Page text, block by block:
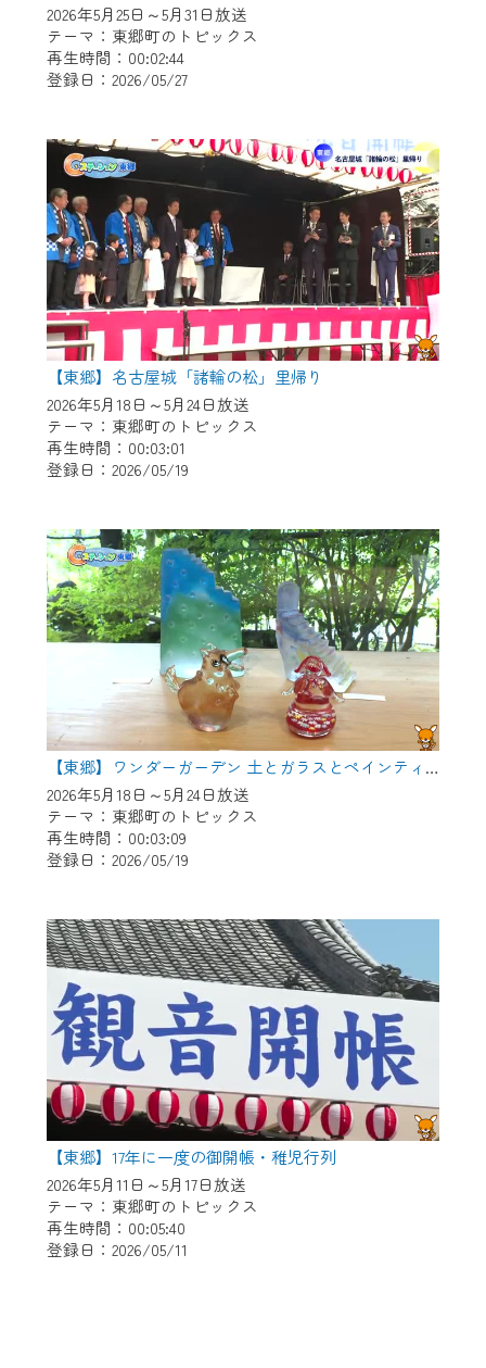
2026年5月25日～5月31日放送
テーマ：東郷町のトピックス
再生時間：00:02:44
登録日：2026/05/27
【東郷】名古屋城「諸輪の松」里帰り
2026年5月18日～5月24日放送
テーマ：東郷町のトピックス
再生時間：00:03:01
登録日：2026/05/19
【東郷】ワンダーガーデン 土とガラスとペインティング
2026年5月18日～5月24日放送
テーマ：東郷町のトピックス
再生時間：00:03:09
登録日：2026/05/19
【東郷】17年に一度の御開帳・稚児行列
2026年5月11日～5月17日放送
テーマ：東郷町のトピックス
再生時間：00:05:40
登録日：2026/05/11